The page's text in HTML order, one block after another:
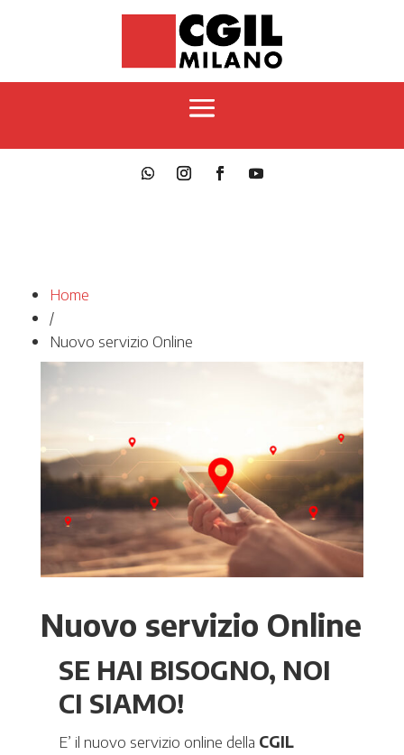
Home
/
Nuovo servizio Online
Nuovo servizio Online
SE HAI BISOGNO, NOI
CI SIAMO!
E’ il nuovo servizio online della CGIL